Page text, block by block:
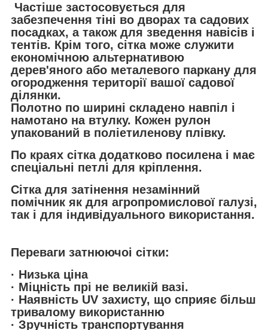
Частiше застосовується для
забезпечення тіні во дворах та садових
посадках, а також для зведення навісів і
тентів. Крім того, сітка може служити
економічною альтернативою
дерев'яного або металевого паркану для
огородження території вашої садової
ділянки.
Полотно по ширині складено навпіл і
намотано на втулку. Кожен рулон
упакований в поліетиленову плівку.
По краях сітка додатково посилена і має
спеціальні петлі для кріплення.
Сітка для затінення незамінний
помічник як для агропромислової галузі,
так і для індивідуального використання.
Переваги затнюючоi сітки:
· Низька ціна
· Міцність прі не великій вазі.
· Наявність UV захисту, що сприяє більш
тривалому використанню
· Зручнiсть транспортування